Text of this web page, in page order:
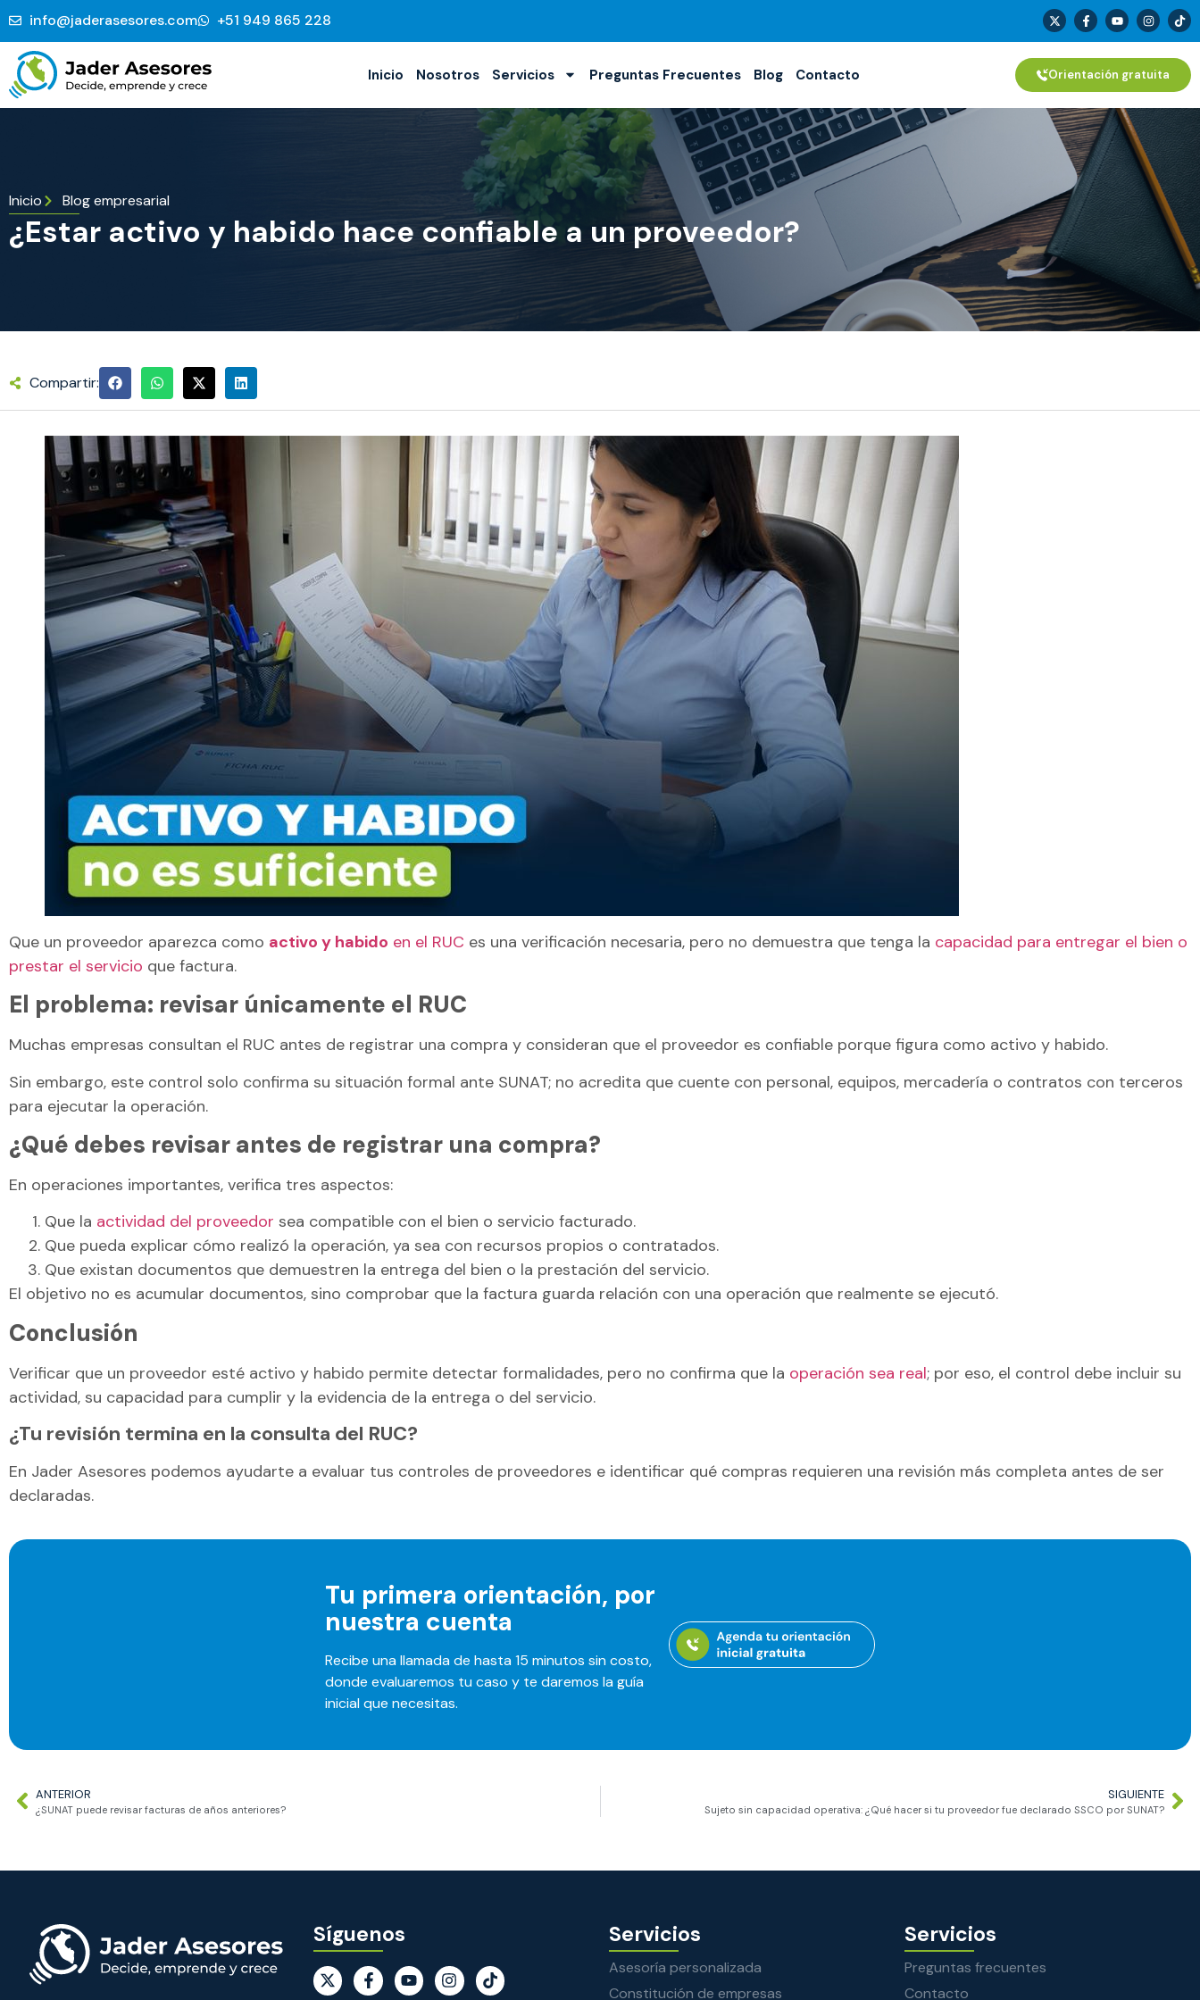
info@jaderasesores.com ‭+51 949 865 228‬
Inicio Nosotros Servicios Preguntas Frecuentes Blog Contacto Orientación gratuita
Inicio Blog empresarial
¿Estar activo y habido hace confiable a un proveedor?
Compartir:
Que un proveedor aparezca como activo y habido en el RUC es una verificación necesaria, pero no demuestra que tenga la capacidad para entregar el bien o
prestar el servicio que factura.
El problema: revisar únicamente el RUC
Muchas empresas consultan el RUC antes de registrar una compra y consideran que el proveedor es confiable porque figura como activo y habido.
Sin embargo, este control solo confirma su situación formal ante SUNAT; no acredita que cuente con personal, equipos, mercadería o contratos con terceros
para ejecutar la operación.
¿Qué debes revisar antes de registrar una compra?
En operaciones importantes, verifica tres aspectos:
Que la actividad del proveedor sea compatible con el bien o servicio facturado.
Que pueda explicar cómo realizó la operación, ya sea con recursos propios o contratados.
Que existan documentos que demuestren la entrega del bien o la prestación del servicio.
El objetivo no es acumular documentos, sino comprobar que la factura guarda relación con una operación que realmente se ejecutó.
Conclusión
Verificar que un proveedor esté activo y habido permite detectar formalidades, pero no confirma que la operación sea real; por eso, el control debe incluir su
actividad, su capacidad para cumplir y la evidencia de la entrega o del servicio.
¿Tu revisión termina en la consulta del RUC?
En Jader Asesores podemos ayudarte a evaluar tus controles de proveedores e identificar qué compras requieren una revisión más completa antes de ser
declaradas.
Tu primera orientación, por
nuestra cuenta
Recibe una llamada de hasta 15 minutos sin costo,
donde evaluaremos tu caso y te daremos la guía
inicial que necesitas.
ANTERIOR
¿SUNAT puede revisar facturas de años anteriores?
SIGUIENTE
Sujeto sin capacidad operativa: ¿Qué hacer si tu proveedor fue declarado SSCO por SUNAT?
Síguenos Servicios
Asesoría personalizada
Constitución de empresas
Servicios
Preguntas frecuentes
Contacto